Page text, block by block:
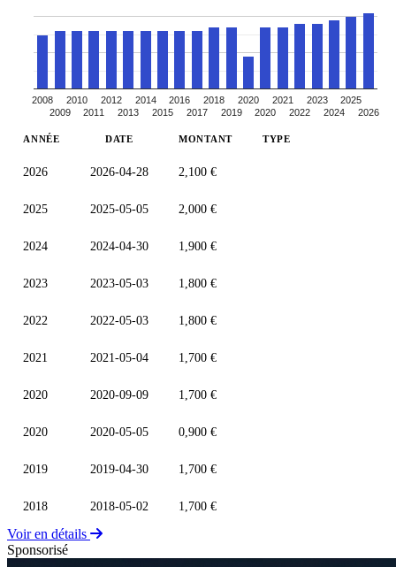
2008
2009
2010
2011
2012
2013
2014
2015
2016
2017
2018
2019
2020
2020
2021
2022
2023
2024
2025
2026
ANNÉE DATE MONTANT TYPE
2026 2026-04-28 2,100 €
2025 2025-05-05 2,000 €
2024 2024-04-30 1,900 €
2023 2023-05-03 1,800 €
2022 2022-05-03 1,800 €
2021 2021-05-04 1,700 €
2020 2020-09-09 1,700 €
2020 2020-05-05 0,900 €
2019 2019-04-30 1,700 €
2018 2018-05-02 1,700 €
Voir en détails
Sponsorisé